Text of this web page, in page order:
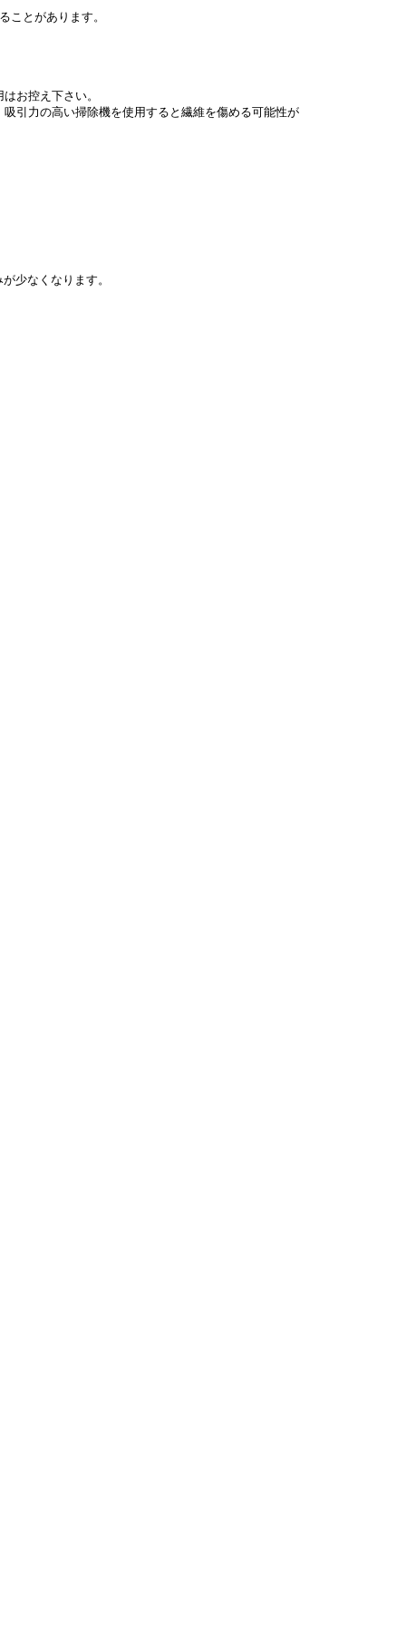
ことがあります。
お控え下さい。
引力の高い掃除機を使用すると繊維を傷める可能性が
少なくなります。